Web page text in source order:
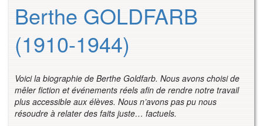
Berthe GOLDFARB
(1910-1944)
Voici la biographie de Berthe Goldfarb. Nous avons choisi de
mêler fiction et événements réels afin de rendre notre travail
plus accessible aux élèves. Nous n’avons pas pu nous
résoudre à relater des faits juste… factuels.